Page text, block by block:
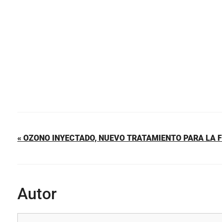
« OZONO INYECTADO, NUEVO TRATAMIENTO PARA LA
Autor